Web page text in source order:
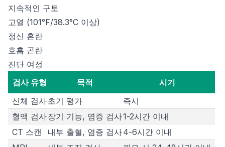
지속적인 구토
고열 (101°F/38.3°C 이상)
정신 혼란
호흡 곤란
진단 여정
검사 유형
목적
시기
신체 검사초기 평가
즉시
혈액 검사장기 기능, 염증 검사1-2시간 이내
CT 스캔
내부 출혈, 염증 검사4-6시간 이내